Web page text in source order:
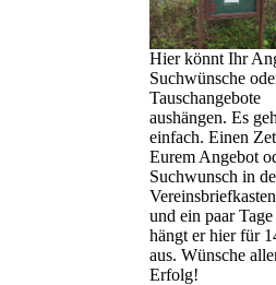
Hier könnt Ihr
Suchwünsche
Tauschangebote
aushängen. Es
einfach. Einen
Eurem Angebot
Suchwunsch in
und ein paar Tage
hängt er hier für
aus. Wünsche
Erfolg!